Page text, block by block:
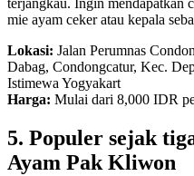
terjangkau. Ingin mendapatkan
mie ayam ceker atau kepala
Lokasi: Jalan Perumnas
Dabag, Condongcatur, Kec.
Istimewa Yogyakart
Harga: Mulai dari 8,000 IDR
5. Populer sejak
Ayam Pak Kliwon